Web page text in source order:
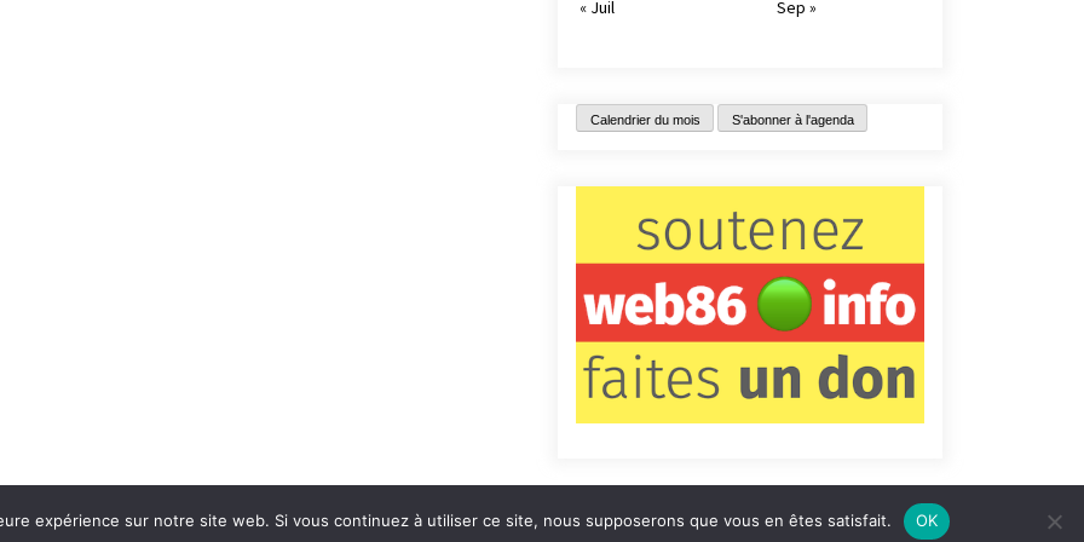
« Juil
Sep »
Calendrier du mois S'abonner à l'agenda
Contact Qui sommes-nous ? Informations légales
expérience sur notre site web. Si vous continuez à utiliser ce site, nous supposerons que vous en êtes satisfait. OK